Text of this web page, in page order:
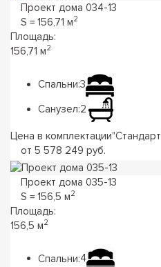
Проект дома 034-13
S = 156,71 м2
Площадь:
156,71 м2
Спальни:3
Санузел:2
Цена в комплектации"Стандарт
от 5 578 249 руб.
Проект дома 035-13
S = 156,5 м2
Площадь:
156,5 м2
Спальни:4